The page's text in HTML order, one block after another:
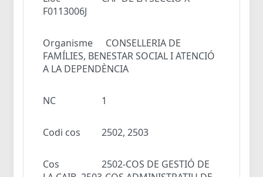
F0113006J
Organisme
CONSELLERIA DE
FAMÍLIES, BENESTAR SOCIAL I ATENCIÓ
A LA DEPENDÈNCIA
NC 1
Codi cos 2502, 2503
Cos
2502-COS DE GESTIÓ DE